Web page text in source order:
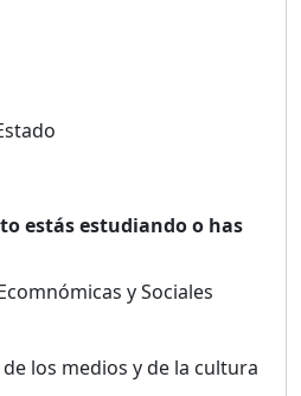
estás estudiando o has
y Sociales
los medios y de la cultura